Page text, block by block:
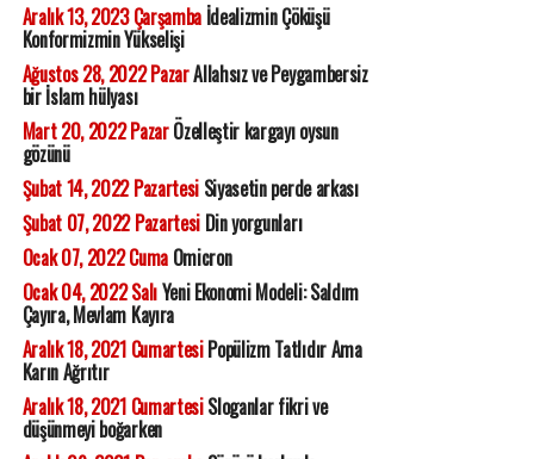
Aralık 13, 2023 Çarşambaİdealizmin Çöküşü
Konformizmin Yükselişi
Ağustos 28, 2022 PazarAllahsız ve Peygambersiz
bir İslam hülyası
Mart 20, 2022 PazarÖzelleştir kargayı oysun
gözünü
Şubat 14, 2022 PazartesiSiyasetin perde arkası
Şubat 07, 2022 PazartesiDin yorgunları
Ocak 07, 2022 CumaOmicron
Ocak 04, 2022 SalıYeni Ekonomi Modeli: Saldım
Çayıra, Mevlam Kayıra
Aralık 18, 2021 CumartesiPopülizm Tatlıdır Ama
Karın Ağrıtır
Aralık 18, 2021 CumartesiSloganlar fikri ve
düşünmeyi boğarken